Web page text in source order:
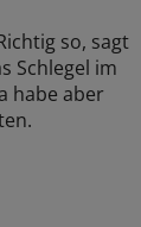
so, sagt
Schlegel im
habe aber